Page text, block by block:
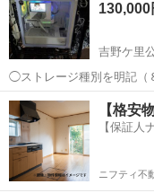
130,000
吉野ケ里
◯ストレージ種別を明記（
す。（８/４追記） ◯8月上
ろうと思います。（7/30追
ド：ASRockb550M...
佐賀 神埼郡 吉野
ゲーミング
【格安
【保証人
ニフティ不